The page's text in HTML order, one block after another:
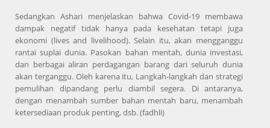
Sedangkan Ashari menjelaskan bahwa Covid-19 membawa
dampak negatif tidak hanya pada kesehatan tetapi juga
ekonomi (lives and livelihood). Selain itu, akan mengganggu
rantai suplai dunia. Pasokan bahan mentah, dunia investasi,
dan berbagai aliran perdagangan barang dari seluruh dunia
akan terganggu. Oleh karena itu, Langkah-langkah dan strategi
pemulihan dipandang perlu diambil segera. Di antaranya,
dengan menambah sumber bahan mentah baru, menambah
ketersediaan produk penting, dsb. (fadhli)